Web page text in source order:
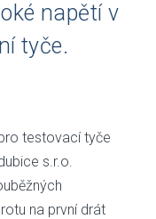
napětí v
tyče.
testovací tyče
s.r.o.
na první drát